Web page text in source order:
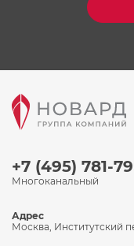
+7 (495) 781-
Многоканальный
Адрес
Москва, Институтский